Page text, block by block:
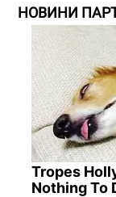
НОВИНИ
Tropes
Nothing To